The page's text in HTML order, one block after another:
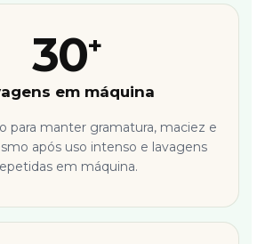
30+
em máquina
para manter gramatura, maciez e
após uso intenso e lavagens
em máquina.